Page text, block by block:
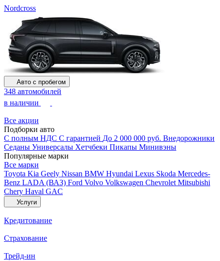
Nordcross
Авто с пробегом
348 автомобилей
в наличии
Все акции
Подборки авто
С полным НДС С гарантией До 2 000 000 руб. Внедорожники
Седаны Универсалы Хетчбеки Пикапы Минивэны
Популярные марки
Все марки
Toyota Kia Geely Nissan BMW Hyundai Lexus Skoda Mercedes-
Benz LADA (ВАЗ) Ford Volvo Volkswagen Chevrolet Mitsubishi
Chery Haval GAC
Услуги
Кредитование
Страхование
Трейд-ин